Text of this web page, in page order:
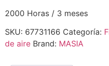
2000 Horas / 3 meses
SKU: 67731166 Categoría:
de aire Brand: MASIA